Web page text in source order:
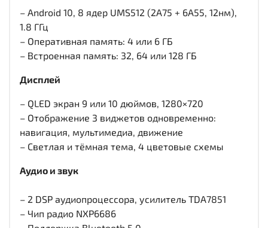
– Android 10, 8 ядер UMS512 (2A75 + 6A55, 12нм),
1.8 ГГц
– Оперативная память: 4 или 6 ГБ
– Встроенная память: 32, 64 или 128 ГБ
Дисплей
– QLED экран 9 или 10 дюймов, 1280×720
– Отображение 3 виджетов одновременно:
навигация, мультимедиа, движение
– Светлая и тёмная тема, 4 цветовые схемы
Аудио и звук
– 2 DSP аудиопроцессора, усилитель TDA7851
– Чип радио NXP6686